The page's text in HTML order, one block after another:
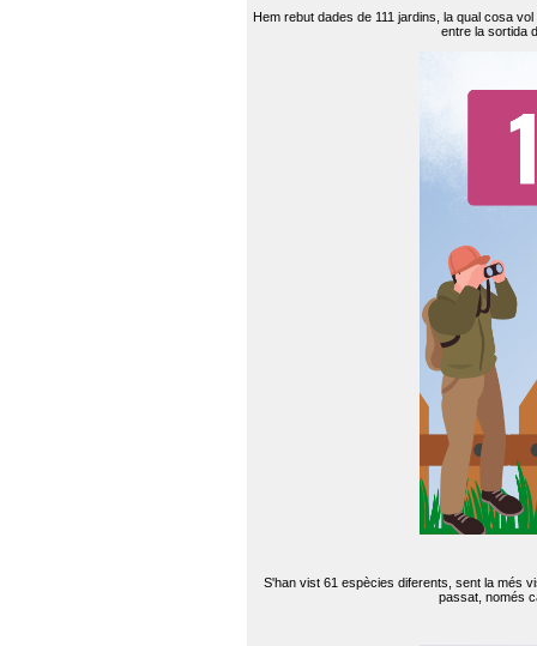
Hem rebut dades de 111 jardins, la qual cosa
entre la sortida
S'han vist 61 espècies diferents, sent la més
passat, només